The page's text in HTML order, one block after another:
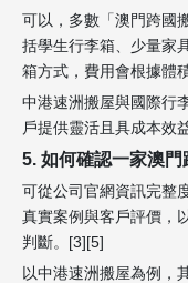
可以，多數「澳門跨國
括學生行李箱、少量家
箱方式，費用會根據體
中港速洲搬屋與國際行
戶提供靈活且具成本效
5. 如何確認一家澳
可從公司官網資訊完整
真實案例與客戶評價，
判斷。[3][5]
以中港速洲搬屋為例，